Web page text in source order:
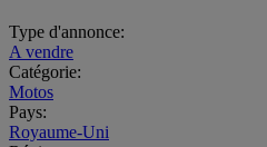
Type d'annonce:
A vendre
Catégorie:
Motos
Pays:
Royaume-Uni